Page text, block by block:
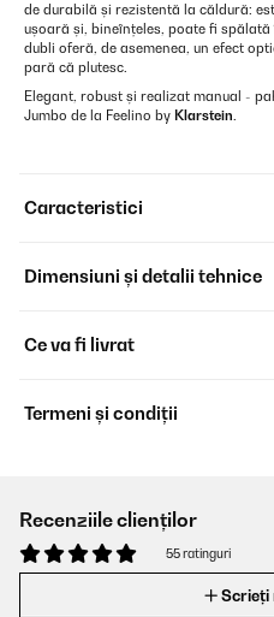
de durabilă și rezistentă la căldură:
ușoară și, bineînțeles, poate fi
dubli oferă, de asemenea, un efect
pară că plutesc.
Elegant, robust și realizat manual -
Jumbo de la Feelino by Klarstein.
Caracteristici
Dimensiuni și detalii tehnice
Ce va fi livrat
Termeni și condiții
Recenziile clienților
55 ratinguri
Scrieți